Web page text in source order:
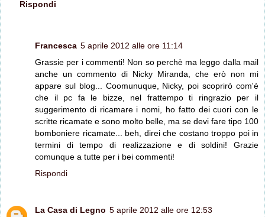
Rispondi
Francesca 5 aprile 2012 alle ore 11:14
Grassie per i commenti! Non so perchè ma leggo dalla mail
anche un commento di Nicky Miranda, che erò non mi
appare sul blog... Coomunuque, Nicky, poi scoprirò com'è
che il pc fa le bizze, nel frattempo ti ringrazio per il
suggerimento di ricamare i nomi, ho fatto dei cuori con le
scritte ricamate e sono molto belle, ma se devi fare tipo 100
bomboniere ricamate... beh, direi che costano troppo poi in
termini di tempo di realizzazione e di soldini! Grazie
comunque a tutte per i bei commenti!
Rispondi
La Casa di Legno 5 aprile 2012 alle ore 12:53